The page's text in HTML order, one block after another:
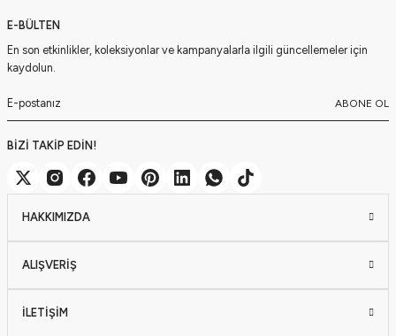
E-BÜLTEN
En son etkinlikler, koleksiyonlar ve kampanyalarla ilgili güncellemeler için
kaydolun.
ABONE OL
BİZİ TAKİP EDİN!
HAKKIMIZDA
ALIŞVERİŞ
İLETİŞİM